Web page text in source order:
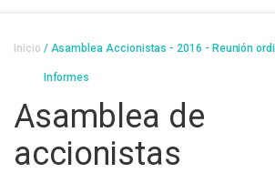
Sobrescribir
enlaces
de
a
Inicio Asamblea Accionistas - 2016 - Reunión
Informes
Asamblea de
accionistas